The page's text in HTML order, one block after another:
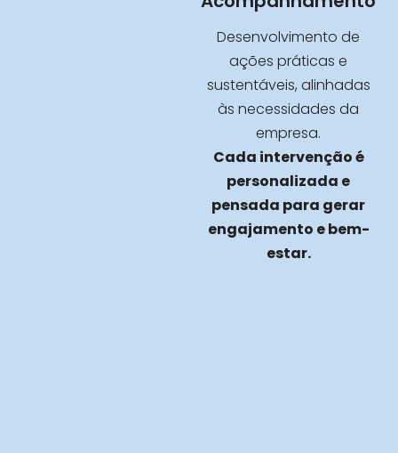
Desenvolvimento de
ações práticas e
sustentáveis, alinhadas
às necessidades da
empresa.
Cada intervenção é
personalizada e
pensada para gerar
engajamento e bem-
estar.